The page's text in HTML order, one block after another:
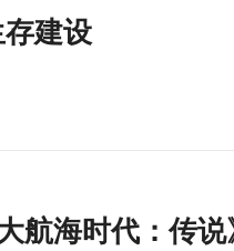
建设
航海时代：传